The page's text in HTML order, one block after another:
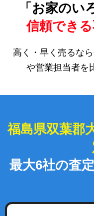
「お家のい
信頼でき
高く・早く売るな
や営業担当者を
福島県双葉郡
最大6社の査